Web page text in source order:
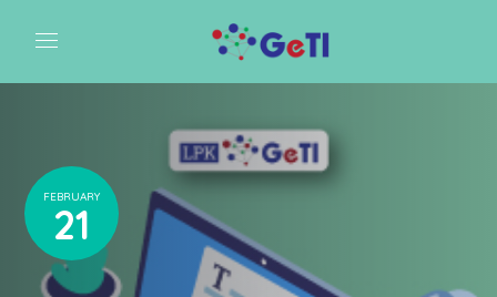
FEBRUARY
21